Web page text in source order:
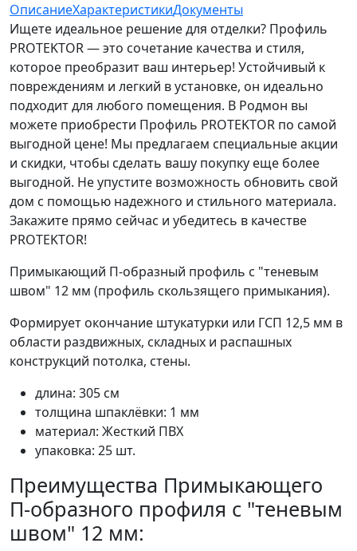
ОписаниеХарактеристикиДокументы
Ищете идеальное решение для отделки? Профиль
PROTEKTOR — это сочетание качества и стиля,
которое преобразит ваш интерьер! Устойчивый к
повреждениям и легкий в установке, он идеально
подходит для любого помещения. В Родмон вы
можете приобрести Профиль PROTEKTOR по самой
выгодной цене! Мы предлагаем специальные акции
и скидки, чтобы сделать вашу покупку еще более
выгодной. Не упустите возможность обновить свой
дом с помощью надежного и стильного материала.
Закажите прямо сейчас и убедитесь в качестве
PROTEKTOR!
Примыкающий П-образный профиль с "теневым
швом" 12 мм (профиль скользящего примыкания).
Формирует окончание штукатурки или ГСП 12,5 мм в
области раздвижных, складных и распашных
конструкций потолка, стены.
длина: 305 см
толщина шпаклёвки: 1 мм
материал: Жесткий ПВХ
упаковка: 25 шт.
Преимущества Примыкающего
П-образного профиля с "теневым
швом" 12 мм: